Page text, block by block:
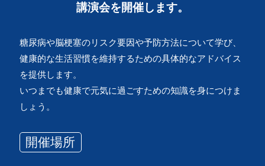
講演会を開催します。
糖尿病や脳梗塞のリスク要因や予防方法について学び、
健康的な生活習慣を維持するための具体的なアドバイス
を提供します。
いつまでも健康で元気に過ごすための知識を身につけま
しょう。
開催場所